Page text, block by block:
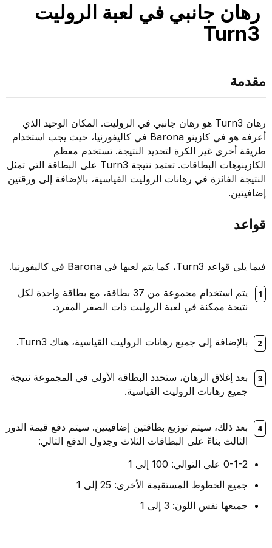
رهان جانبي في لعبة الروليت
Turn3
مقدمة
رهان Turn3 هو رهان جانبي في الروليت. المكان الوحيد الذي
أعرفه هو في كازينو Barona في كاليفورنيا، حيث يجب استخدام
طريقة أخرى غير الكرة لتحديد النتيجة. تستخدم معظم
الكازينوهات البطاقات. تعتمد نتيجة Turn3 على البطاقة التي تمثل
النتيجة الفائزة في رهانات الروليت القياسية، بالإضافة إلى ورقتين
إضافيتين.
قواعد
فيما يلي قواعد Turn3، كما يتم لعبها في Barona في كاليفورنيا.
يتم استخدام مجموعة من 37 بطاقة، مع بطاقة واحدة لكل
نتيجة ممكنة في لعبة الروليت ذات الصفر المفرد.
بالإضافة إلى جميع رهانات الروليت القياسية، هناك Turn3.
بعد إغلاق الرهان، ستحدد البطاقة الأولى في المجموعة نتيجة
جميع رهانات الروليت القياسية.
بعد ذلك، سيتم توزيع بطاقتين إضافيتين. سيتم دفع قيمة الدور
الثالث بناءً على البطاقات الثلاث وجدول الدفع التالي:
0-1-2 على التوالي: 100 إلى 1
جميع الخطوط المستقيمة الأخرى: 25 إلى 1
جميعها نفس اللون: 3 إلى 1